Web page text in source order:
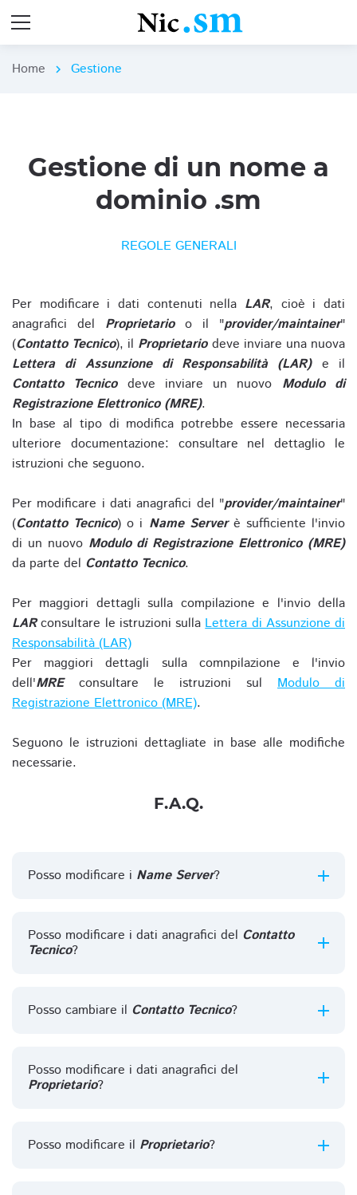
Home chevron_right Gestione
Gestione di un nome a
dominio .sm
REGOLE GENERALI
Per modificare i dati contenuti nella LAR, cioè i dati
anagrafici del Proprietarioo il "provider/maintainer"
(Contatto Tecnico), il Proprietariodeve inviare una nuova
Lettera di Assunzione di Responsabilità (LAR)e il
Contatto Tecnicodeve inviare un nuovo Modulo di
Registrazione Elettronico (MRE).
In base al tipo di modifica potrebbe essere necessaria
ulteriore documentazione: consultare nel dettaglio le
istruzioni che seguono.
Per modificare i dati anagrafici del "provider/maintainer"
(Contatto Tecnico) o i Name Serverè sufficiente l'invio
di un nuovo Modulo di Registrazione Elettronico (MRE)
da parte del Contatto Tecnico.
Per maggiori dettagli sulla compilazione e l'invio della
LARconsultare le istruzioni sullaLettera di Assunzione di
Responsabilità (LAR)
Per maggiori dettagli sulla comnpilazione e l'invio
dell'MREconsultare le istruzioni sul Modulo di
Registrazione Elettronico (MRE).
Seguono le istruzioni dettagliate in base alle modifiche
necessarie.
F.A.Q.
Posso modificare i Name Server?
Posso modificare i dati anagrafici del Contatto
Tecnico?
Posso cambiare il Contatto Tecnico?
Posso modificare i dati anagrafici del
Proprietario?
Posso modificare il Proprietario?